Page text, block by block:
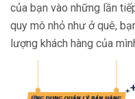
của bạn vào những lần
quy mô nhỏ như ở quê,
lượng khách hàng của